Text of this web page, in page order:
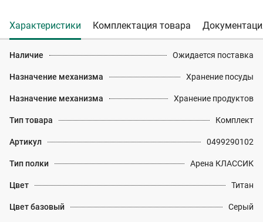
Характеристики Комплектация товара
Наличие Ожидается поставка
Назначение механизма Хранение посуды
Назначение механизма Хранение продуктов
Тип товара Комплект
Артикул 0499290102
Тип полки Арена КЛАССИК
Цвет Титан
Цвет базовый Серый